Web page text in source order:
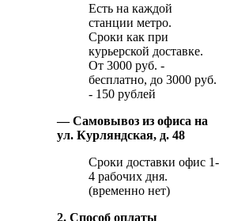
Есть на каждой
станции метро.
Сроки как при
курьерской доставке.
От 3000 руб. -
бесплатно, до 3000 руб.
- 150 рублей
— Самовывоз из офиса на
ул. Курляндская, д. 48
Сроки доставки офис 1-
4 рабочих дня.
(временно нет)
2. Способ оплаты